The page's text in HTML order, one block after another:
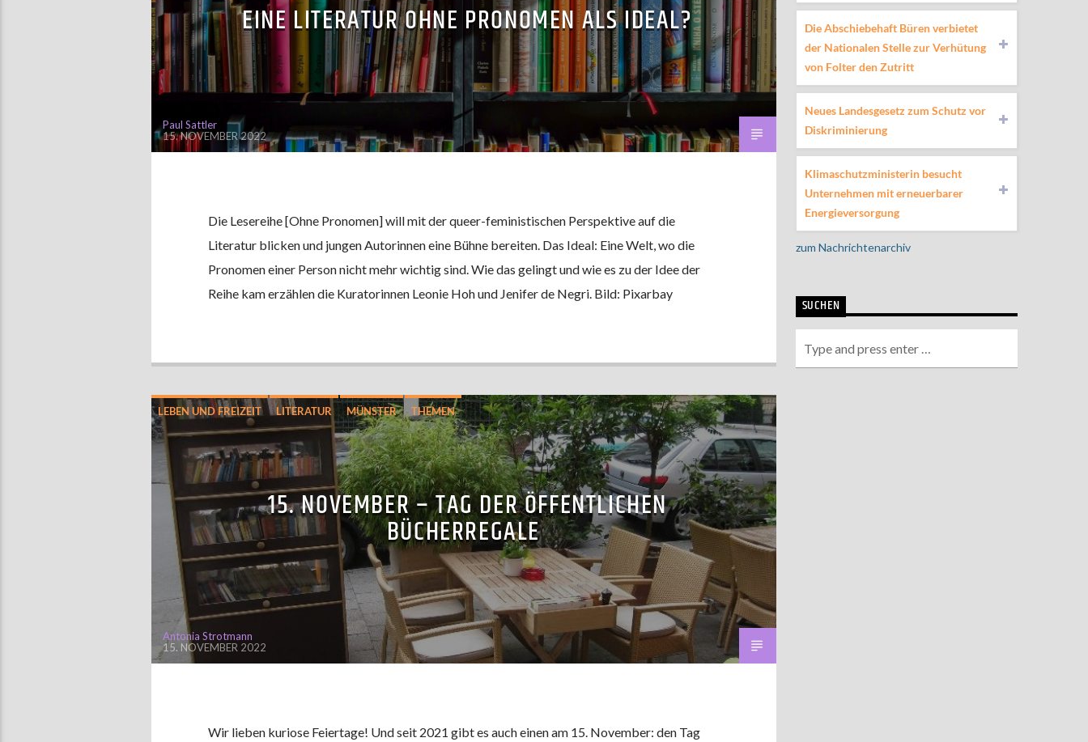
EINE LITERATUR OHNE PRONOMEN ALS IDEAL?
Paul Sattler
15. NOVEMBER 2022
Die Lesereihe [Ohne Pronomen] will mit der queer-feministischen Perspektive auf die
Literatur blicken und jungen Autorinnen eine Bühne bereiten. Das Ideal: Eine Welt, wo die
Pronomen einer Person nicht mehr wichtig sind. Wie das gelingt und wie es zu der Idee der
Reihe kam erzählen die Kuratorinnen Leonie Hoh und Jenifer de Negri. Bild: Pixarbay
LEBEN UND FREIZEIT LITERATUR MÜNSTER THEMEN
15. NOVEMBER – TAG DER ÖFFENTLICHEN
BÜCHERREGALE
Antonia Strotmann
15. NOVEMBER 2022
Wir lieben kuriose Feiertage! Und seit 2021 gibt es auch einen am 15. November: den Tag
Die Abschiebehaft Büren verbietet
der Nationalen Stelle zur Verhütung
von Folter den Zutritt
Neues Landesgesetz zum Schutz vor
Diskriminierung
Klimaschutzministerin besucht
Unternehmen mit erneuerbarer
Energieversorgung
zum Nachrichtenarchiv
SUCHEN